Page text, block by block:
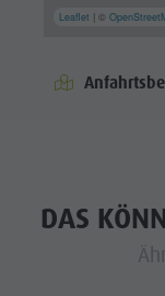
Leaflet | ©
DAS